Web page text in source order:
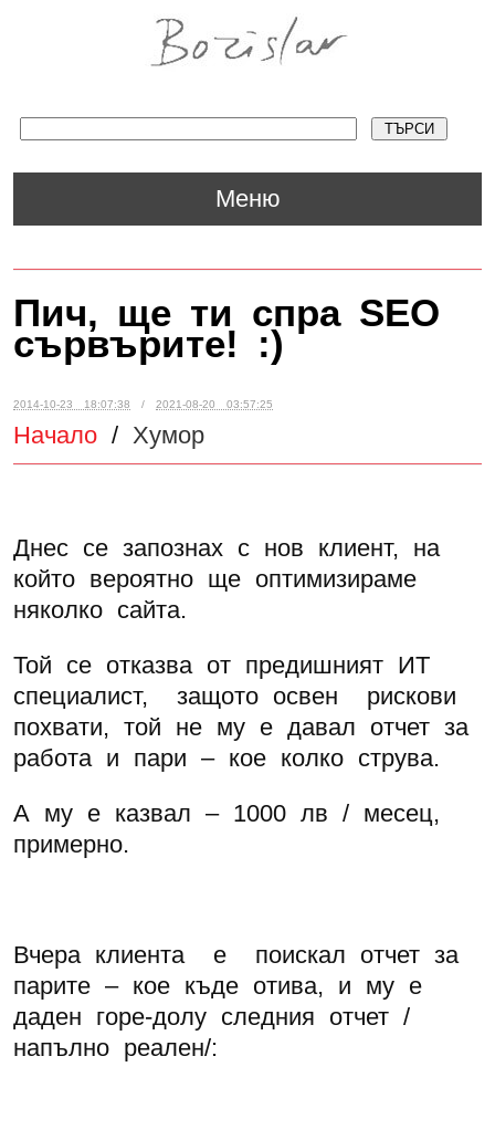
Меню
Пич, ще ти спра SEO
сървърите! :)
2014-10-23 18:07:38 / 2021-08-20 03:57:25
Начало / Хумор
Днес се запознах с нов клиент, на
който вероятно ще оптимизираме
няколко сайта.
Той се отказва от предишният ИТ
специалист, защото освен рискови
похвати, той не му е давал отчет за
работа и пари – кое колко струва.
А му е казвал – 1000 лв / месец,
примерно.
Вчера клиента е поискал отчет за
парите – кое къде отива, и му е
даден горе-долу следния отчет /
напълно реален/: